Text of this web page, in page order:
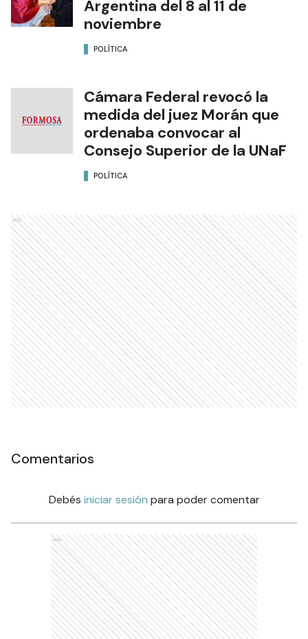
Argentina del 8 al 11 de
noviembre
POLÍTICA
Cámara Federal revocó la
medida del juez Morán que
ordenaba convocar al
Consejo Superior de la UNaF
POLÍTICA
Ads
Comentarios
Debés iniciar sesión para poder comentar
Ads